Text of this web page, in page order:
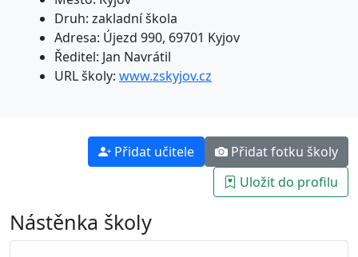
Druh: zakladní škola
Adresa: Újezd 990, 69701 Kyjov
Ředitel: Jan Navrátil
URL školy: www.zskyjov.cz
Přidat učitele
Přidat fotku školy
Uložit do profilu
Nástěnka školy